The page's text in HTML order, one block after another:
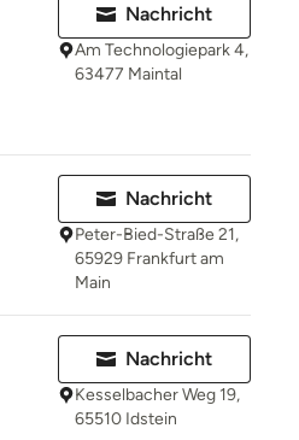
Nachricht
Am Technologiepark 4,
63477 Maintal
Nachricht
Peter-Bied-Straße 21,
65929 Frankfurt am
Main
Nachricht
Kesselbacher Weg 19,
65510 Idstein